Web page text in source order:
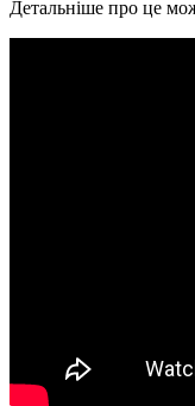
Детальніше про це